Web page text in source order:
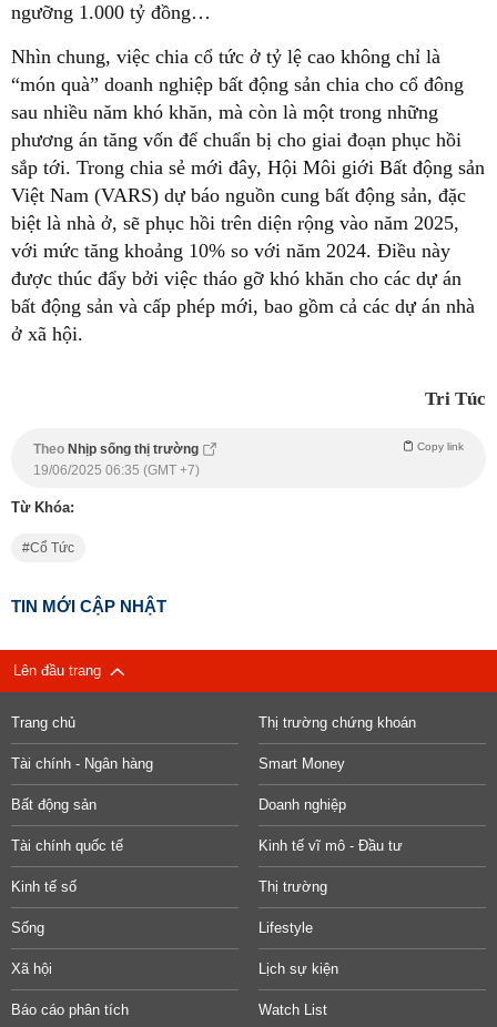
ngưỡng 1.000 tỷ đồng…
Nhìn chung, việc chia cổ tức ở tỷ lệ cao không chỉ là
“món quà” doanh nghiệp bất động sản chia cho cổ đông
sau nhiều năm khó khăn, mà còn là một trong những
phương án tăng vốn để chuẩn bị cho giai đoạn phục hồi
sắp tới. Trong chia sẻ mới đây, Hội Môi giới Bất động sản
Việt Nam (VARS) dự báo nguồn cung bất động sản, đặc
biệt là nhà ở, sẽ phục hồi trên diện rộng vào năm 2025,
với mức tăng khoảng 10% so với năm 2024. Điều này
được thúc đẩy bởi việc tháo gỡ khó khăn cho các dự án
bất động sản và cấp phép mới, bao gồm cả các dự án nhà
ở xã hội.
Tri Túc
Theo Nhịp sống thị trường Copy link
19/06/2025 06:35 (GMT +7)
Từ Khóa:
Cổ Tức
TIN MỚI CẬP NHẬT
Lên đầu trang
Trang chủ Thị trường chứng khoán
Tài chính - Ngân hàng Smart Money
Bất động sản Doanh nghiệp
Tài chính quốc tế Kinh tế vĩ mô - Đầu tư
Kinh tế số Thị trường
Sống Lifestyle
Xã hội Lịch sự kiện
Báo cáo phân tích Watch List